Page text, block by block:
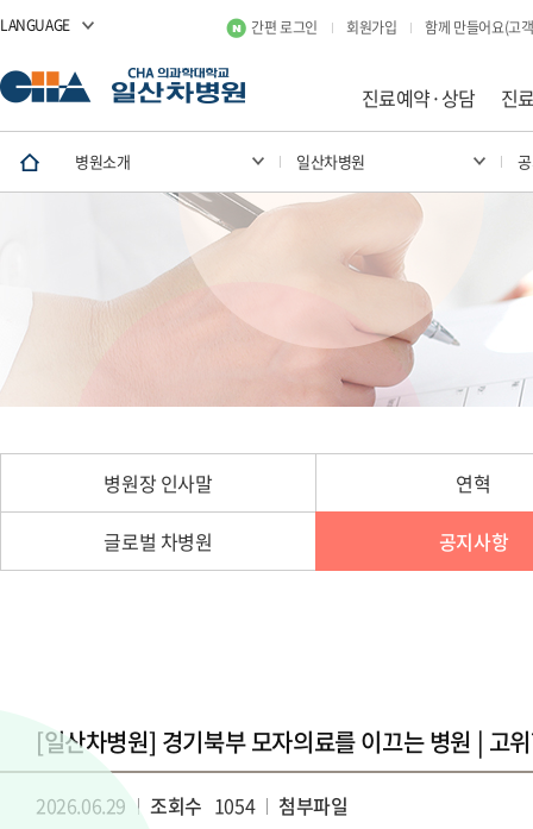
LANGUAGE 간편 로그인 회원가입 함께 만들어요(고
진료예약·상담 진
병원소개 일산차병원
병원장 인사말 연혁
글로벌 차병원 공지사항
[일산차병원] 경기북부 모자의료를 이끄는 병원 | 고
2026.06.29 조회수 1054 첨부파일